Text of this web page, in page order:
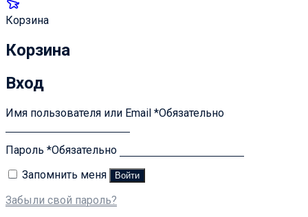
Корзина
Корзина
Вход
Имя пользователя или Email *Обязательно
Пароль *Обязательно
Запомнить меня
Войти
Забыли свой пароль?